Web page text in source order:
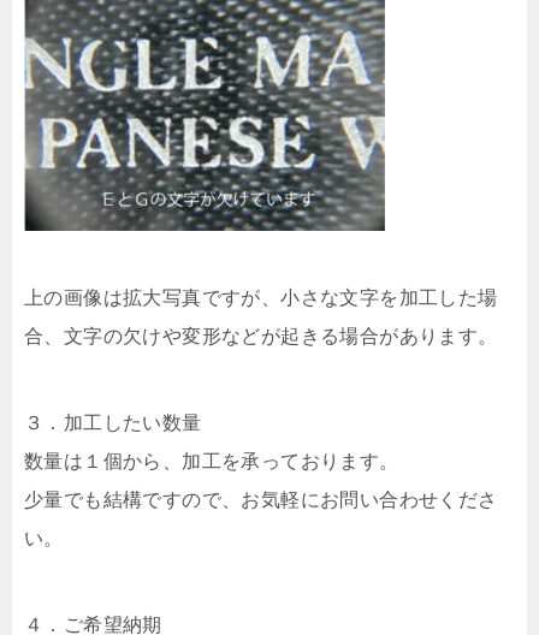
上の画像は拡大写真ですが、小さな文字を加工した場
合、文字の欠けや変形などが起きる場合があります。
３．加工したい数量
数量は１個から、加工を承っております。
少量でも結構ですので、お気軽にお問い合わせくださ
い。
４．ご希望納期